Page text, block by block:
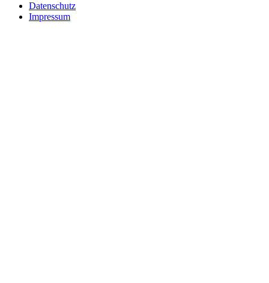
Datenschutz
Impressum